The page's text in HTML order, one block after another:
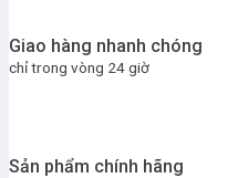
Giao hàng nhanh chóng
chỉ trong vòng 24 giờ
Sản phẩm chính hãng